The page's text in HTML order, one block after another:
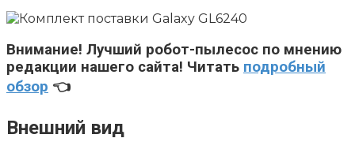
Внимание! Лучший робот-пылесос по мнению
редакции нашего сайта! Читать подробный
обзор 👈
Внешний вид